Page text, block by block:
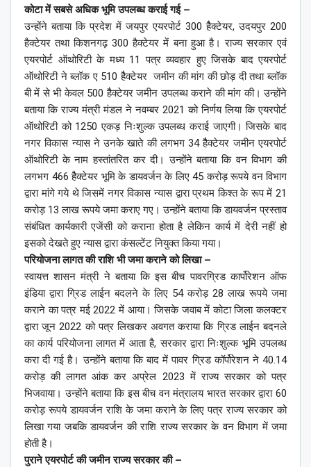
कोटा में सबसे अधिक भूमि उपलब्ध कराई गई –
उन्होंने बताया कि प्रदेश में जयपुर एयरपोर्ट 300 हैैक्टेयर, उदयपुर 200
हैक्टेयर तथा किशनगढ़ 300 हैक्टेयर में बना हुआ है। राज्य सरकार एवं
एयरपोर्ट ऑथोरिटी के मध्य 11 पत्र व्यवहार हुए जिसके बाद एयरपोर्ट
ऑथोरिटी ने ब्लॉक ए 510 हैैक्टेयर जमीन की मांग की छोड़ दी तथा ब्लॉक
बी में से भी केवल 500 हैैक्टेयर जमीन उपलब्ध कराने की मांग की। उन्होंने
बताया कि राज्य मंत्री मंडल ने नवम्बर 2021 को निर्णय लिया कि एयरपोर्ट
ऑथोरिटी को 1250 एकड़ निःशुल्क उपलब्ध कराई जाएगी। जिसके बाद
नगर विकास न्यास ने उनके खाते की लगभग 34 हैैक्टेयर जमीन एयरपोर्ट
ऑथोरिटी के नाम हस्तांतरित कर दी। उन्होंने बताया कि वन विभाग की
लगभग 466 हैैक्टेयर भूमि के डायवर्जन के लिए 45 करोड़ रूपये वन विभाग
द्वारा मांगे गये थे जिसमें नगर विकास न्यास द्वारा प्रथम किश्त के रूप में 21
करोड़ 13 लाख रूपये जमा कराए गए। उन्होंने बताया कि डायवर्जन प्रस्ताव
संबंधित कार्यकारी एजेंसी को कराना होता है लेकिन कार्य में देरी नहीं हो
इसको देखते हुए न्यास द्वारा कंसल्टेंट नियुक्त किया गया।
परियोजना लागत की राशि भी जमा कराने को लिखा –
स्वायत्त शासन मंत्री ने बताया कि इस बीच पावरग्रिड कार्पोरेशन ऑफ
इंडिया द्वारा ग्रिड लाईन बदलने के लिए 54 करोड़ 28 लाख रूपये जमा
कराने का पत्र मई 2022 में आया। जिसके जवाब में कोटा जिला कलक्टर
द्वारा जून 2022 को पत्र लिखकर अवगत कराया कि ग्रिड लाईन बदनले
का कार्य परियोजना लागत में आता है, सरकार द्वारा निःशुल्क भूमि उपलब्ध
करा दी गई है। उन्होंने बताया कि बाद में पावर ग्रिड कॉर्पोरेशन ने 40.14
करोड़ की लागत आंक कर अप्रेल 2023 में राज्य सरकार को पत्र
भिजवाया। उन्होंने बताया कि इस बीच वन मंत्रालय भारत सरकार द्वारा 60
करोड़ रूपये डायवर्जन राशि के जमा कराने के लिए पत्र राज्य सरकार को
लिखा गया जबकि डायवर्जन की राशि राज्य सरकार के वन विभाग में जमा
होती है।
पुराने एयरपोर्ट की जमीन राज्य सरकार की –